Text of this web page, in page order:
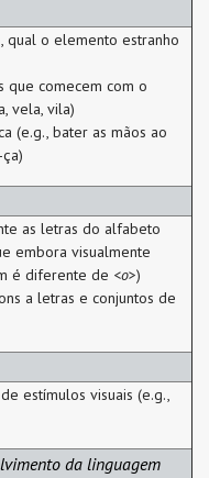
qual o elemento estranho
que comecem com o
vela, vila)
(e.g., bater as mãos ao
as letras do alfabeto
embora visualmente
é diferente de <o>)
a letras e conjuntos de
estímulos visuais (e.g.,
da linguagem